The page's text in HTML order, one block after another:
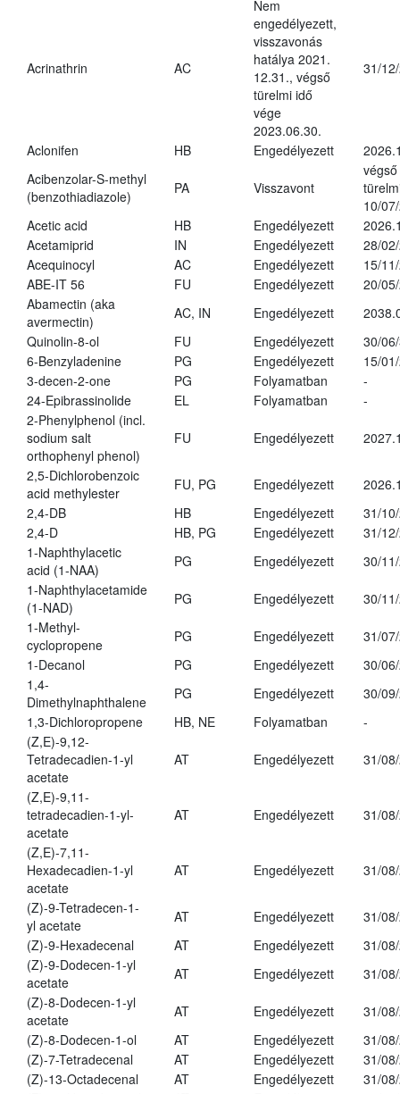
Acrinathrin AC
Nem
engedélyezett,
visszavonás
hatálya 2021.
12.31., végső
türelmi idő
vége
2023.06.30.
31/
Aclonifen HB Engedélyezett
Acibenzolar-S-methyl
(benzothiadiazole)
PA Visszavont
végső
10/
Acetic acid
HB Engedélyezett
Acetamiprid
IN Engedélyezett
28/
Acequinocyl
AC Engedélyezett
15/
ABE-IT 56
FU Engedélyezett
20/
Abamectin (aka
avermectin)
AC, IN Engedélyezett
Quinolin-8-ol
FU Engedélyezett
30/
6-Benzyladenine
PG Engedélyezett
15/
3-decen-2-one
PG Folyamatban
-
24-Epibrassinolide
EL Folyamatban
-
2-Phenylphenol (incl.
sodium salt
orthophenyl phenol)
FU Engedélyezett
2,5-Dichlorobenzoic
acid methylester
FU, PG Engedélyezett
2,4-DB
HB Engedélyezett
31/
2,4-D
HB, PG Engedélyezett
31/
1-Naphthylacetic
acid (1-NAA)
PG Engedélyezett
30/
1-Naphthylacetamide
(1-NAD)
PG Engedélyezett
30/
1-Methyl-
cyclopropene
PG Engedélyezett
31/
1-Decanol
PG Engedélyezett
30/
1,4-
Dimethylnaphthalene
PG Engedélyezett
30/
1,3-Dichloropropene
HB, NE Folyamatban
-
(Z,E)-9,12-
Tetradecadien-1-yl
acetate
AT Engedélyezett 31/
(Z,E)-9,11-
tetradecadien-1-yl-
acetate
AT Engedélyezett 31/
(Z,E)-7,11-
Hexadecadien-1-yl
acetate
AT Engedélyezett 31/
(Z)-9-Tetradecen-1-
yl acetate
AT Engedélyezett
31/
(Z)-9-Hexadecenal
AT Engedélyezett
31/
(Z)-9-Dodecen-1-yl
acetate
AT Engedélyezett
31/
(Z)-8-Dodecen-1-yl
acetate
AT Engedélyezett
31/
(Z)-8-Dodecen-1-ol
AT Engedélyezett
31/
(Z)-7-Tetradecenal
AT Engedélyezett
31/
(Z)-13-Octadecenal
AT Engedélyezett
31/